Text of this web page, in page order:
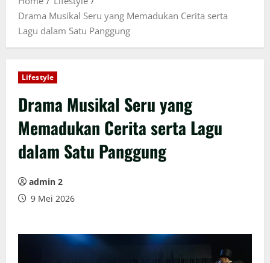
Drama Musikal Seru yang Memadukan Cerita serta
Lagu dalam Satu Panggung
Lifestyle
Drama Musikal Seru yang
Memadukan Cerita serta Lagu
dalam Satu Panggung
admin 2
9 Mei 2026